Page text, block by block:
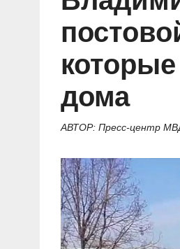
Документальные
В знании сила
Специальный
КиберПОСТОВОЙ
Газета «Щит и меч»
Журнал «Полиция
О ПОРТАЛЕ
Вакансии
дома
АВТОР: Пресс-центр